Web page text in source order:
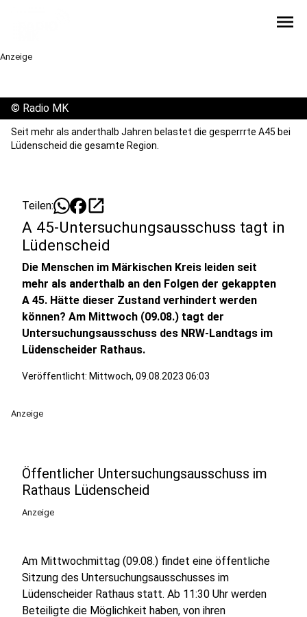
menu
Anzeige
© Radio MK
Seit mehr als anderthalb Jahren belastet die gesperrrte A45 bei
Lüdenscheid die gesamte Region.
Teilen: open_in_new
A 45-Untersuchungsausschuss tagt in
Lüdenscheid
Die Menschen im Märkischen Kreis leiden seit
mehr als anderthalb an den Folgen der gekappten
A 45. Hätte dieser Zustand verhindert werden
können? Am Mittwoch (09.08.) tagt der
Untersuchungsausschuss des NRW-Landtags im
Lüdenscheider Rathaus.
Veröffentlicht: Mittwoch, 09.08.2023 06:03
Anzeige
Öffentlicher Untersuchungsausschuss im
Rathaus Lüdenscheid
Anzeige
Am Mittwochmittag (09.08.) findet eine öffentliche
Sitzung des Untersuchungsausschusses im
Lüdenscheider Rathaus statt. Ab 11:30 Uhr werden
Beteiligte die Möglichkeit haben, von ihren